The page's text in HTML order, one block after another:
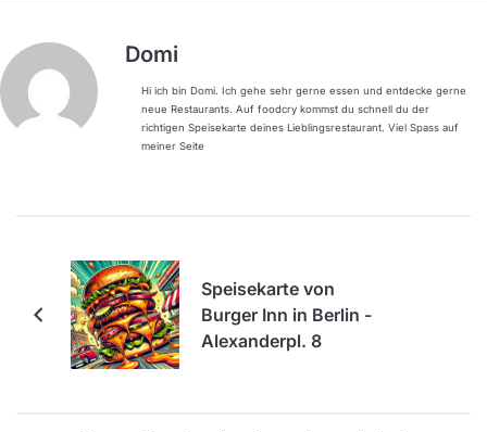
Domi
Hi ich bin Domi. Ich gehe sehr gerne essen und entdecke gerne
neue Restaurants. Auf foodcry kommst du schnell du der
richtigen Speisekarte deines Lieblingsrestaurant. Viel Spass auf
meiner Seite
Speisekarte von
Burger Inn in Berlin -
Alexanderpl. 8